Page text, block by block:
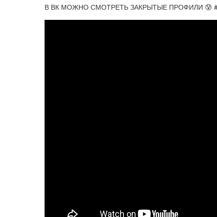
В ВК МОЖНО СМОТРЕТЬ ЗАКРЫТЫЕ ПРОФИЛИ 😰